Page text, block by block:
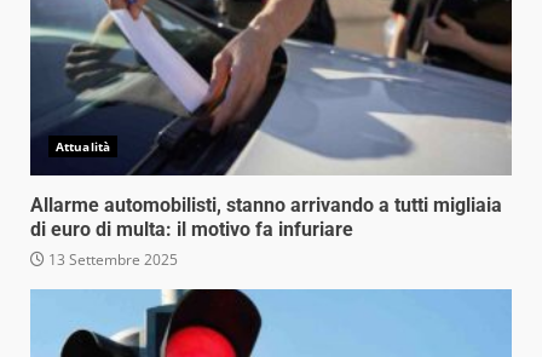
Attualità
Allarme automobilisti, stanno arrivando a tutti migliaia
di euro di multa: il motivo fa infuriare
13 Settembre 2025